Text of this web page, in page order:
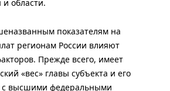
и области.
показателям на
регионам России влияют
Прежде всего, имеет
«вес» главы субъекта и его
высшими федеральными